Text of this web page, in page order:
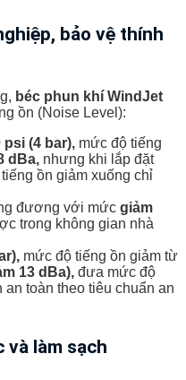
bảo vệ thính
béc phun khí WindJet
ồn (Noise Level):
psi (4 bar), mức độ tiếng
dBa, nhưng khi lắp đặt
ồn giảm xuống chỉ
đương với mức giảm
trong không gian nhà
mức độ tiếng ồn giảm từ
13 dBa), đưa mức độ
toàn theo tiêu chuẩn an
và làm sạch